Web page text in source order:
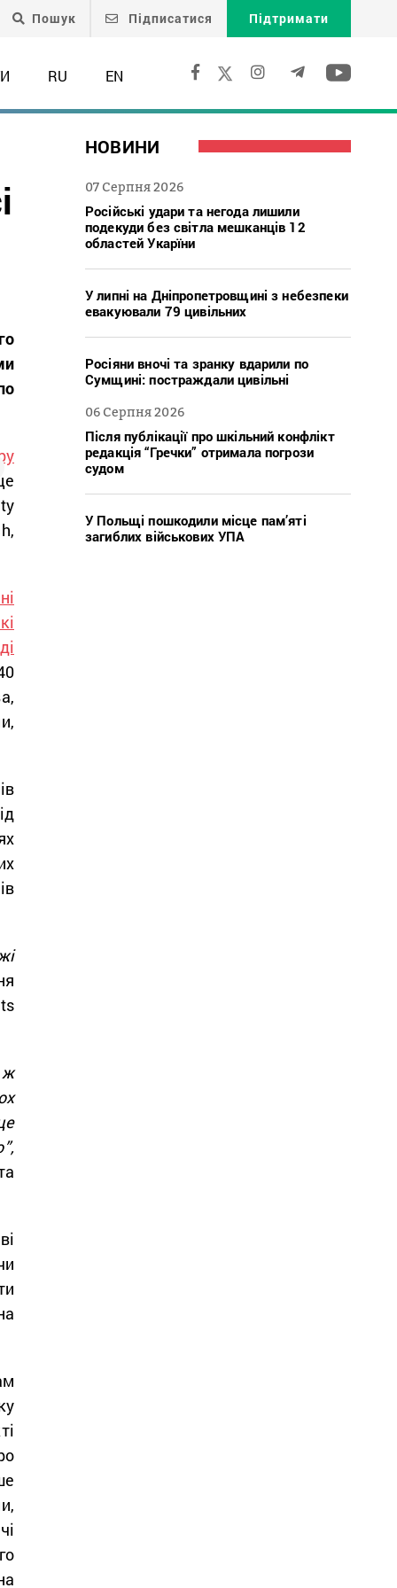
Пошук Підписатися Підтримати
RU EN
ж
НОВИНИ
07 Серпня 2026
Російські удари та негода лишили
подекуди без світла мешканців 12
областей Укарїни
У липні на Дніпропетровщині з небезпеки
евакуювали 79 цивільних
Росіяни вночі та зранку вдарили по
Сумщині: постраждали цивільні
06 Серпня 2026
Після публікації про шкільний конфлікт
редакція “Гречки” отримала погрози
судом
У Польщі пошкодили місце пам’яті
загиблих військових УПА